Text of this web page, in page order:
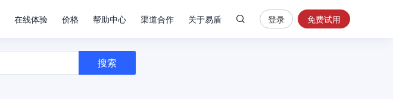
在线体验 价格 帮助中心 渠道合作 关于易盾 登录 免费试用
搜索